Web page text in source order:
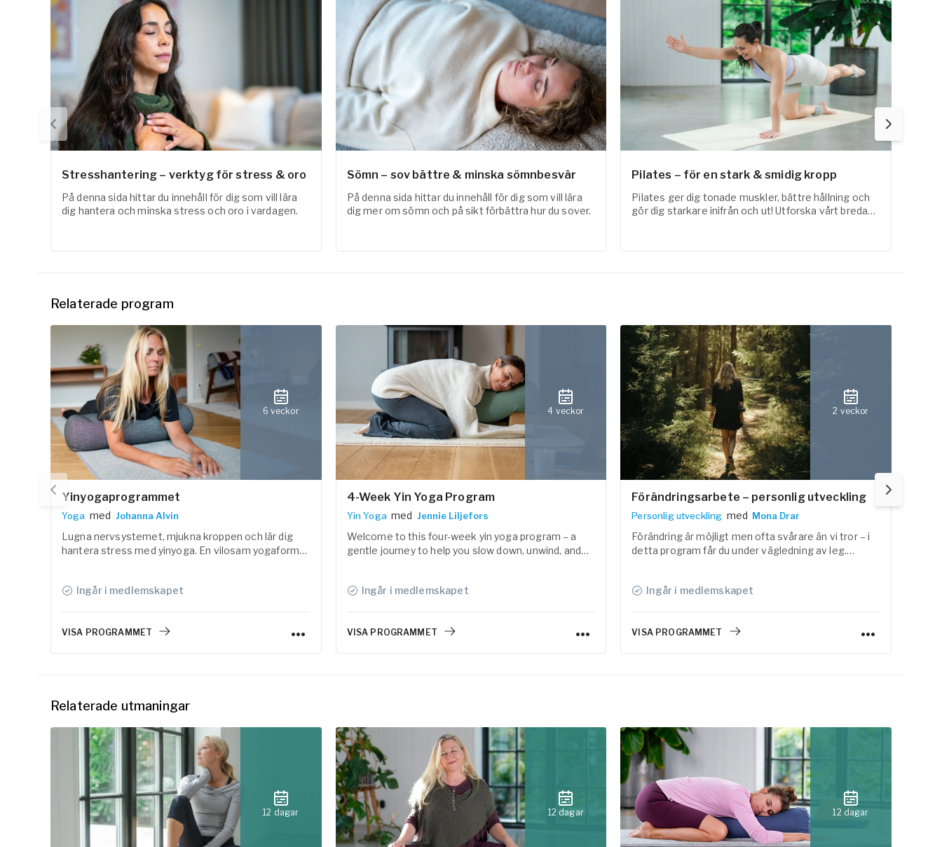
Stresshantering – verktyg för stress & oro
På denna sida hittar du innehåll för dig som vill lära
dig hantera och minska stress och oro i vardagen.
Sömn – sov bättre & minska sömnbesvär
På denna sida hittar du innehåll för dig som vill lära
dig mer om sömn och på sikt förbättra hur du sover.
Pilates – för en stark & smidig kropp
Pilates ger dig tonade muskler, bättre hållning och
gör dig starkare inifrån och ut! Utforska vårt breda
Relaterade program
6 veckor
Yinyogaprogrammet
Yoga med Johanna Alvin
Lugna nervsystemet, mjukna kroppen och lär dig
hantera stress med yinyoga. En vilosam yogaform
Ingår i medlemskapet
VISA PROGRAMMET
4 veckor
4-Week Yin Yoga Program
Yin Yoga med Jennie Liljefors
Welcome to this four-week yin yoga program – a
gentle journey to help you slow down, unwind, and
Ingår i medlemskapet
VISA PROGRAMMET
2 veckor
Förändringsarbete – personlig utveckling
Personlig utveckling med Mona Drar
Förändring är möjligt men ofta svårare än vi tror – i
detta program får du under vägledning av leg.
stort.Ingår i medlemskapet
VISA PROGRAMMET
Relaterade utmaningar
12 dagar 12 dagar 12 dagar